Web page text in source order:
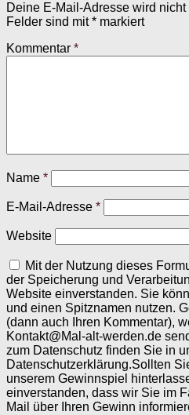
Deine E-Mail-Adresse wird nicht
Felder sind mit* markiert
Kommentar *
Name *
E-Mail-Adresse *
Website
Mit der Nutzung dieses
der Speicherung und
Website einverstanden. Sie
und einen Spitznamen nutzen.
(dann auch Ihren Kommentar),
Kontakt@Mal-alt-werden.de
zum Datenschutz finden Sie in
Datenschutzerklärung.Sollten
unserem Gewinnspiel
einverstanden, dass wir Sie im
Mail über Ihren Gewinn